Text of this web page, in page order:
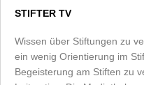
STIFTER TV
Wissen über Stiftungen zu
ein wenig Orientierung im
Begeisterung am Stiften zu